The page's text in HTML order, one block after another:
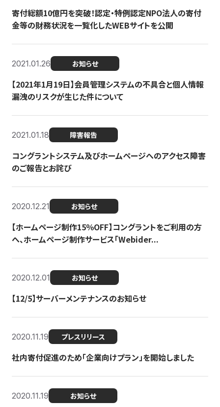
寄付総額10億円を突破！認定・特例認定NPO法人の寄付
金等の財務状況を一覧化したWEBサイトを公開
2021.01.26 お知らせ
【2021年1月19日】会員管理システムの不具合と個人情報
漏洩のリスクが生じた件について
2021.01.18 障害報告
コングラントシステム及びホームページへのアクセス障害
のご報告とお詫び
2020.12.21 お知らせ
【ホームページ制作15％OFF】コングラントをご利用の方
へ、ホームページ制作サービス「Webider...
2020.12.01 お知らせ
【12/5】サーバーメンテナンスのお知らせ
2020.11.19 プレスリリース
社内寄付促進のため「企業向けプラン」を開始しました
2020.11.19 お知らせ